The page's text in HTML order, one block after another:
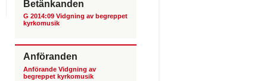
Betänkanden
G 2014:09 Vidgning av begreppet
kyrkomusik
Anföranden
Anförande Vidgning av
begreppet kyrkomusik